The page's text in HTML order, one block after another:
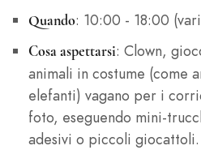
Quando: 10:00 - 18:00
Cosa aspettarsi: Clown,
animali in costume (come
elefanti) vagano per i
foto, eseguendo mini-
adesivi o piccoli giocattoli.